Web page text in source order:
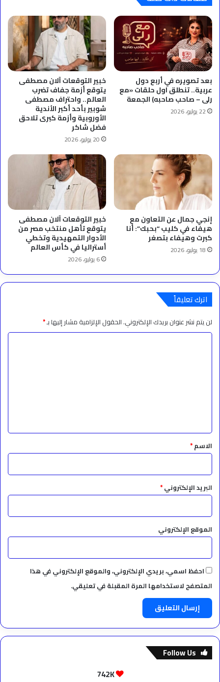
بعد تصويره في أربع دول
عربية.. تنطلق اول حلقات «مع
رلى – صاحب صاحبه) الجمعة
22 يوليو، 2026
خبير التوقعات آلان مصطفى
يتوقع أزمة جفاف تضرب
العالم.. واحتراف مصطفى
شوبير بأحد أكبر الأندية
الأوروبية وأزمة كبرى تلاحق
فضل شاكر
20 يوليو، 2026
إنجي جمال عن التعاون مع
هيفاء في كليب “بحبك”: أنا
كبرت وهيفاء بتصغر
18 يوليو، 2026
خبير التوقعات آلان مصطفى
يتوقع تأهل منتخب مصر من
الأدوار التمهيدية وتخطي
أستراليا في كأس العالم
6 يوليو، 2026
اترك تعليقاً
لن يتم نشر عنوان بريدك الإلكتروني.الحقول الإلزامية مشار إليها بـ*
*الاسم*
البريد الإلكتروني*
الموقع الإلكتروني
احفظ اسمي، بريدي الإلكتروني، والموقع الإلكتروني في هذا
المتصفح لاستخدامها المرة المقبلة في تعليقي.
Follow Us
742K